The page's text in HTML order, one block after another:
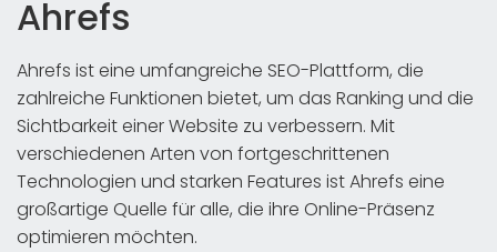
Ahrefs
Ahrefs ist eine umfangreiche SEO-Plattform, die
zahlreiche Funktionen bietet, um das Ranking und die
Sichtbarkeit einer Website zu verbessern. Mit
verschiedenen Arten von fortgeschrittenen
Technologien und starken Features ist Ahrefs eine
großartige Quelle für alle, die ihre Online-Präsenz
optimieren möchten.